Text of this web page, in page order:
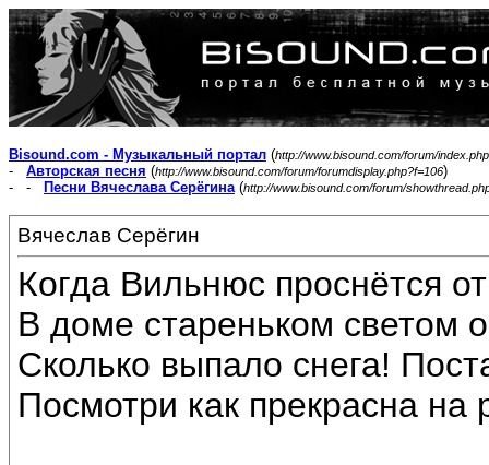
Bisound.com - Музыкальный портал (http://www.bisound.com/forum/index.php
- Авторская песня (http://www.bisound.com/forum/forumdisplay.php?f=106)
- -
Песни Вячеслава Серёгина(http://www.bisound.com/forum/
Вячеслав Серёгин
Когда Вильнюс проснётся
В доме стареньком светом
Сколько выпало снега!
Посмотри как прекрасна на